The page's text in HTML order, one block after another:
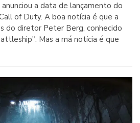
a data de lançamento do
of Duty. A boa notícia é que a
do diretor Peter Berg, conhecido
Mas a má notícia é que